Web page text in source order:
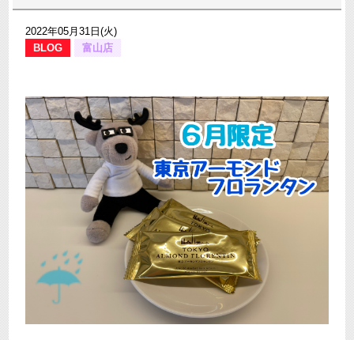
2022年05月31日(火)
BLOG
富山店